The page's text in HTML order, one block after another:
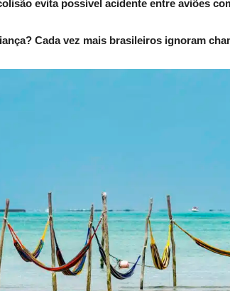
evita possível acidente entre aviões
Cada vez mais brasileiros ignoram